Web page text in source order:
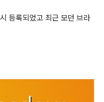
등록되었고 최근 모던 브라